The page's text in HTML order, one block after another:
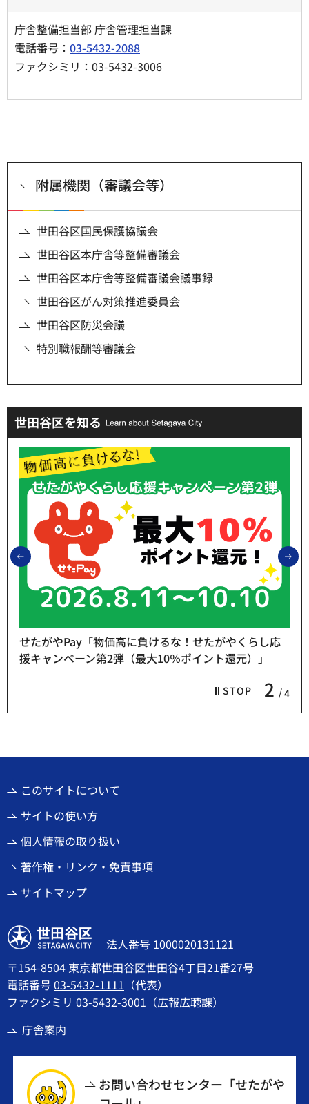
庁舎整備担当部 庁舎管理担当課
電話番号： 03-5432-2088
ファクシミリ：03-5432-3006
附属機関（審議会等）
世田谷区国民保護協議会
世田谷区本庁舎等整備審議会
世田谷区本庁舎等整備審議会議事録
世田谷区がん対策推進委員会
世田谷区防災会議
特別職報酬等審議会
世田谷区を知る
前のスライドを表示
STOP 2 4
せたがやPay「物価高に負けるな！せたがやくらし応
援キャンペーン第2弾（最大10％ポイント還元）」
このサイトについて
サイトの使い方
個人情報の取り扱い
著作権・リンク・免責事項
サイトマップ
世田谷区
法人番号 1000020131121
〒154-8504 東京都世田谷区世田谷4丁目21番27号
電話番号03-5432-1111 （代表）
ファクシミリ 03-5432-3001（広報広聴課）
庁舎案内
お問い合わせセンター「せたがや